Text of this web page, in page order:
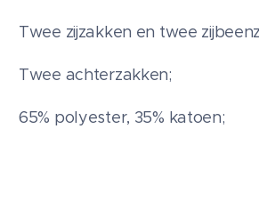
Twee zijzakken en twee
Twee achterzakken;
65% polyester, 35% katoen;